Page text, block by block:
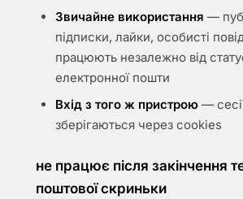
Звичайне використання —
підписки, лайки, особисті
працюють незалежно від
електронної пошти
Вхід з того ж пристрою —
зберігаються через cookies
не працює після закінчення
поштової скриньки